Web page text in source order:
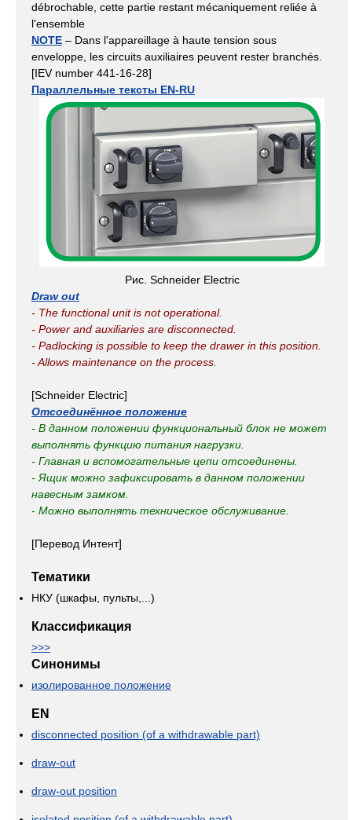
débrochable, cette partie restant mécaniquement reliée à
l'ensemble
NOTE – Dans l'appareillage à haute tension sous
enveloppe, les circuits auxiliaires peuvent rester branchés.
[IEV number 441-16-28]
Параллельные тексты EN-RU
Рис. Schneider Electric
Draw out
- The functional unit is not operational.
- Power and auxiliaries are disconnected.
- Padlocking is possible to keep the drawer in this position.
- Allows maintenance on the process.
[Schneider Electric]
Отсоединённое положение
- В данном положении функциональный блок не может
выполнять функцию питания нагрузки.
- Главная и вспомогательные цепи отсоединены.
- Ящик можно зафиксировать в данном положении
навесным замком.
- Можно выполнять техническое обслуживание.
[Перевод Интент]
Тематики
НКУ (шкафы, пульты,...)
Классификация
>>>
Синонимы
изолированное положение
EN
disconnected position (of a withdrawable part)
draw-out
draw-out position